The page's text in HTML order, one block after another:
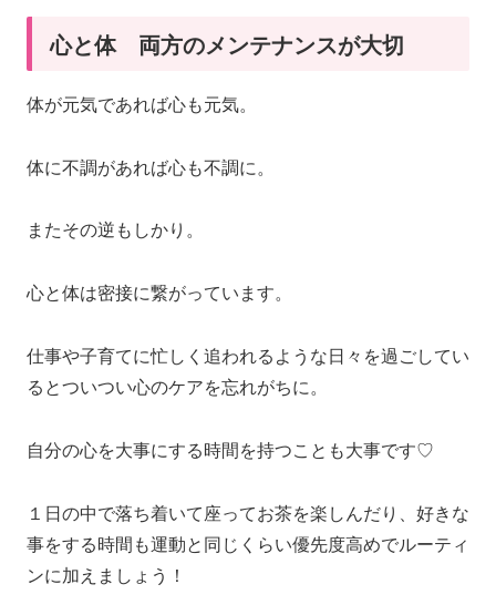
心と体 両方のメンテナンスが大切
体が元気であれば心も元気。
体に不調があれば心も不調に。
またその逆もしかり。
心と体は密接に繋がっています。
仕事や子育てに忙しく追われるような日々を過ごしてい
るとついつい心のケアを忘れがちに。
自分の心を大事にする時間を持つことも大事です♡
１日の中で落ち着いて座ってお茶を楽しんだり、好きな
事をする時間も運動と同じくらい優先度高めでルーティ
ンに加えましょう！